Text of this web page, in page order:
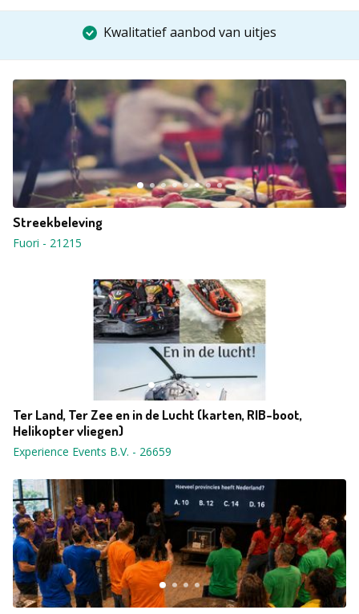
Kwalitatief aanbod van uitjes
Streekbeleving
Fuori - 21215
Ter Land, Ter Zee en in de Lucht (karten, RIB-boot,
Helikopter vliegen)
Experience Events B.V. - 26659